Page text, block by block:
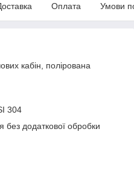
Оплата Умови
кабін, полірована
304
без додаткової обробки